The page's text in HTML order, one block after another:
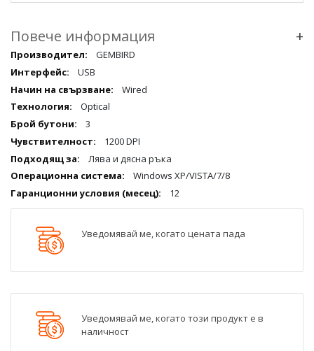
Повече информация +
Повече
информация
GEMBIRD
USB
Wired
Optical
3
1200 DPI
Лява и дясна ръка
Windows XP/VISTA/7/8
12
Уведомявай ме, когато цената пада
Уведомявай ме, когато този продукт е в
наличност